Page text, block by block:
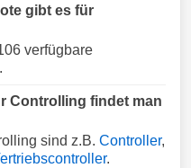
gibt es für
verfügbare
Controlling findet man
sind z.B. Controller,
.